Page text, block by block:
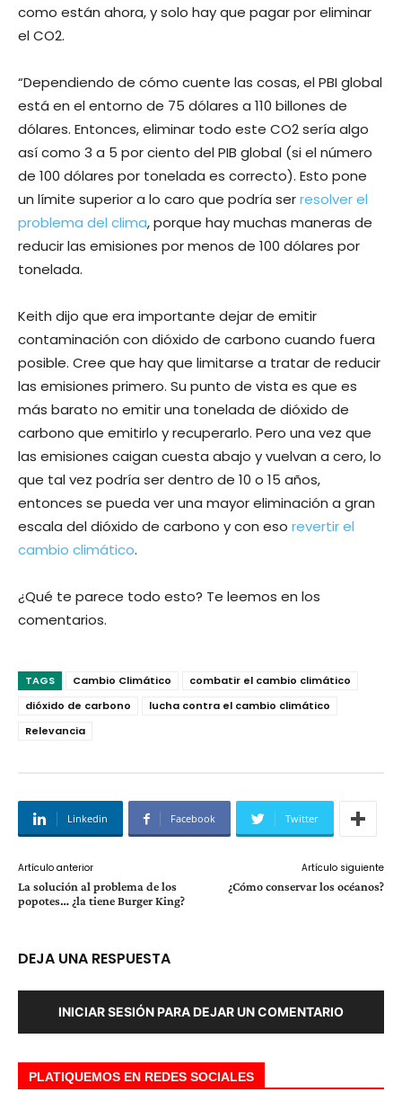
como están ahora, y solo hay que pagar por eliminar
el CO2.
“Dependiendo de cómo cuente las cosas, el PBI global
está en el entorno de 75 dólares a 110 billones de
dólares. Entonces, eliminar todo este CO2 sería algo
así como 3 a 5 por ciento del PIB global (si el número
de 100 dólares por tonelada es correcto). Esto pone
un límite superior a lo caro que podría serresolver el
problema del clima, porque hay muchas maneras de
reducir las emisiones por menos de 100 dólares por
tonelada.
Keith dijo que era importante dejar de emitir
contaminación con dióxido de carbono cuando fuera
posible. Cree que hay que limitarse a tratar de reducir
las emisiones primero. Su punto de vista es que es
más barato no emitir una tonelada de dióxido de
carbono que emitirlo y recuperarlo. Pero una vez que
las emisiones caigan cuesta abajo y vuelvan a cero, lo
que tal vez podría ser dentro de 10 o 15 años,
entonces se pueda ver una mayor eliminación a gran
escala del dióxido de carbono y con eso revertir el
cambio climático.
¿Qué te parece todo esto? Te leemos en los
comentarios.
TAGS Cambio Climático
combatir el cambio climático
dióxido de carbono
lucha contra el cambio climático
Relevancia
Linkedin Facebook Twitter
Artículo anterior
La solución al problema de los
popotes… ¿la tiene Burger King?
Artículo siguiente
¿Cómo conservar los océanos?
DEJA UNA RESPUESTA
INICIAR SESIÓN PARA DEJAR UN COMENTARIO
PLATIQUEMOS EN REDES SOCIALES